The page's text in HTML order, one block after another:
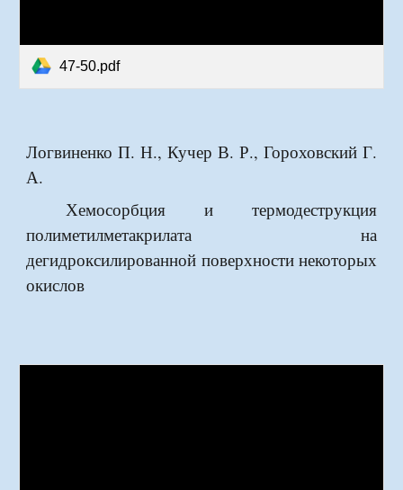
47-50.pdf
Логвиненко П. Н., Кучер В. Р., Гороховский Г.
А.
Хемосорбция и термодеструкция
полиметилметакрилата на
дегидроксилированной поверхности некоторых
окислов